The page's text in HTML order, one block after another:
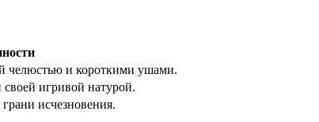
челюстью и короткими ушами.
игривой натурой.
исчезновения.